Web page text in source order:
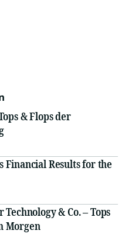
& Flops der
Financial Results for the
& Co. – Tops
Morgen